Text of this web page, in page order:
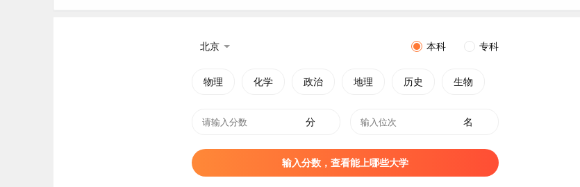
北京 本科 专科
物理 化学 政治 地理 历史 生物
分 名
输入分数，查看能上哪些大学